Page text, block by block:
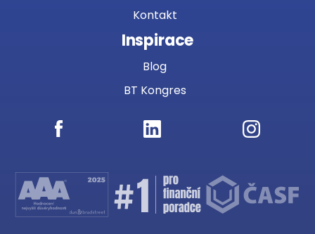
Kontakt
Inspirace
Blog
BT Kongres